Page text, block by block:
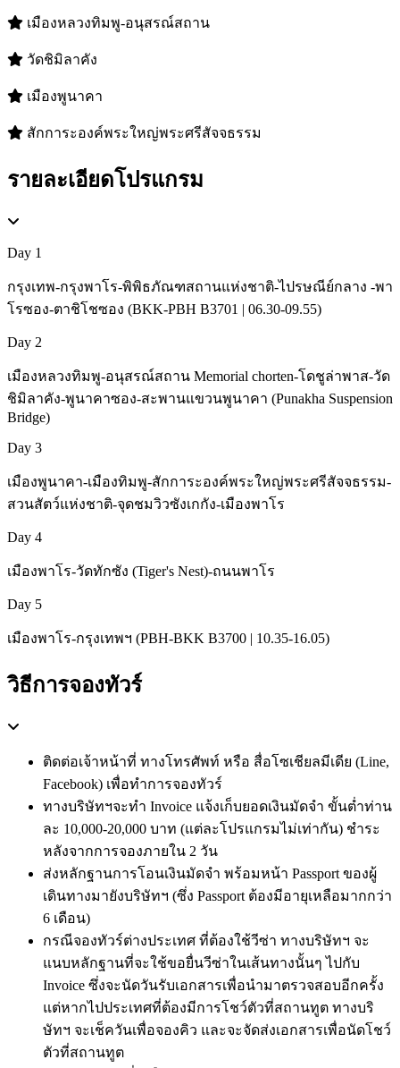
เมืองหลวงทิมพู-อนุสรณ์สถาน
วัดชิมิลาคัง
เมืองพูนาคา
สักการะองค์พระใหญ่พระศรีสัจจธรรม
รายละเอียดโปรแกรม
Day 1
กรุงเทพ-กรุงพาโร-พิพิธภัณฑสถานแห่งชาติ-ไปรษณีย์กลาง -พา
โรซอง-ตาชิโชซอง (BKK-PBH B3701 | 06.30-09.55)
Day 2
เมืองหลวงทิมพู-อนุสรณ์สถาน Memorial chorten-โดชูล่าพาส-วัด
ชิมิลาคัง-พูนาคาซอง-สะพานแขวนพูนาคา (Punakha Suspension
Bridge)
Day 3
เมืองพูนาคา-เมืองทิมพู-สักการะองค์พระใหญ่พระศรีสัจจธรรม-
สวนสัตว์แห่งชาติ-จุดชมวิวซังเกกัง-เมืองพาโร
Day 4
เมืองพาโร-วัดทักซัง (Tiger's Nest)-ถนนพาโร
Day 5
เมืองพาโร-กรุงเทพฯ (PBH-BKK B3700 | 10.35-16.05)
วิธีการจองทัวร์
ติดต่อเจ้าหน้าที่ ทางโทรศัพท์ หรือ สื่อโซเชียลมีเดีย (Line,
Facebook) เพื่อทำการจองทัวร์
ทางบริษัทฯจะทำ Invoice แจ้งเก็บยอดเงินมัดจำ ขั้นต่ำท่าน
ละ 10,000-20,000 บาท (แต่ละโปรแกรมไม่เท่ากัน) ชำระ
หลังจากการจองภายใน 2 วัน
ส่งหลักฐานการโอนเงินมัดจำ พร้อมหน้า Passport ของผู้
เดินทางมายังบริษัทฯ (ซึ่ง Passport ต้องมีอายุเหลือมากกว่า
6 เดือน)
กรณีจองทัวร์ต่างประเทศ ที่ต้องใช้วีซ่า ทางบริษัทฯ จะ
แนบหลักฐานที่จะใช้ขอยื่นวีซ่าในเส้นทางนั้นๆ ไปกับ
Invoice ซึ่งจะนัดวันรับเอกสารเพื่อนำมาตรวจสอบอีกครั้ง
แต่หากไปประเทศที่ต้องมีการโชว์ตัวที่สถานทูต ทางบริ
ษัทฯ จะเช็ควันเพื่อจองคิว และจะจัดส่งเอกสารเพื่อนัดโชว์
ตัวที่สถานทูต